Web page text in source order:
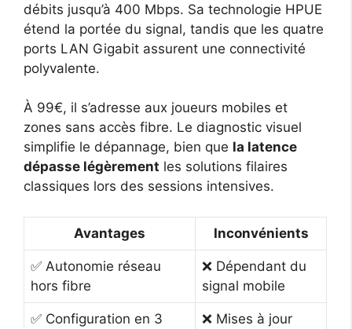
débits jusqu’à 400 Mbps. Sa technologie HPUE
étend la portée du signal, tandis que les quatre
ports LAN Gigabit assurent une connectivité
polyvalente.
À 99€, il s’adresse aux joueurs mobiles et
zones sans accès fibre. Le diagnostic visuel
simplifie le dépannage, bien que la latence
dépasse légèrement les solutions filaires
classiques lors des sessions intensives.
Avantages Inconvénients
✅ Autonomie réseau
hors fibre
❌ Dépendant du
signal mobile
✅ Configuration en 3
❌ Mises à jour